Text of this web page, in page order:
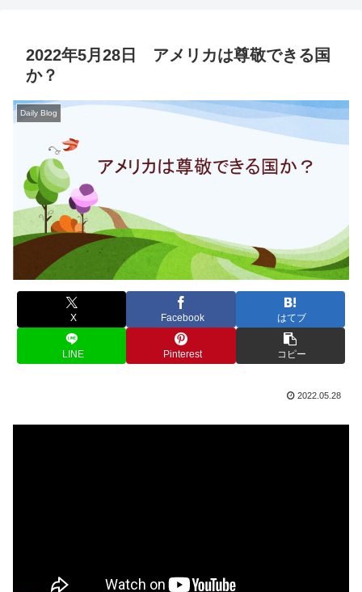
2022年5月28日 アメリカは尊敬できる国
か？
Daily Blog
X Facebook はてブ
LINE Pinterest コピー
2022.05.28